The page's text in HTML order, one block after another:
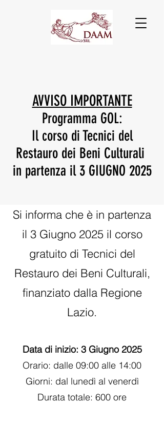
AVVISO IMPORTANTE
Programma GOL:
Il corso di Tecnici del
Restauro dei Beni Culturali
in partenza il 3 GIUGNO 2025
Si informa che è in partenza
il 3 Giugno 2025 il corso
gratuito di Tecnici del
Restauro dei Beni Culturali,
finanziato dalla Regione
Lazio.
Data di inizio: 3 Giugno 2025
Orario: dalle 09:00 alle 14:00
Giorni: dal lunedì al venerdì
Durata totale: 600 ore